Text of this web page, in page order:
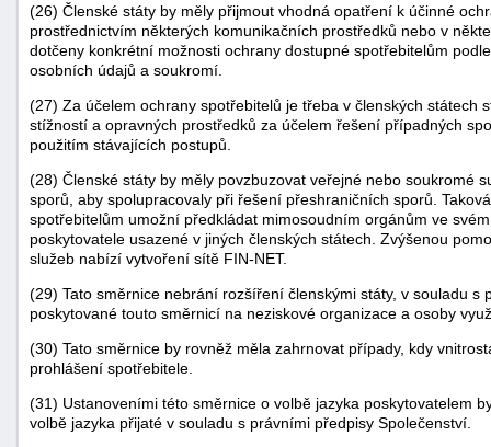
(26) Členské státy by měly přijmout vhodná opatření k účinné
prostřednictvím některých komunikačních prostředků nebo v
dotčeny konkrétní možnosti ochrany dostupné spotřebitelům
osobních údajů a soukromí.
(27) Za účelem ochrany spotřebitelů je třeba v členských státech
stížností a opravných prostředků za účelem řešení případných
použitím stávajících postupů.
(28) Členské státy by měly povzbuzovat veřejné nebo soukromé
sporů, aby spolupracovaly při řešení přeshraničních sporů.
spotřebitelům umožní předkládat mimosoudním orgánům ve
poskytovatele usazené v jiných členských státech. Zvýšenou
služeb nabízí vytvoření sítě FIN-NET.
(29) Tato směrnice nebrání rozšíření členskými státy, v souladu s
poskytované touto směrnicí na neziskové organizace a osoby
(30) Tato směrnice by rovněž měla zahrnovat případy, kdy
prohlášení spotřebitele.
(31) Ustanoveními této směrnice o volbě jazyka poskytovatelem
volbě jazyka přijaté v souladu s právními předpisy Společenství.